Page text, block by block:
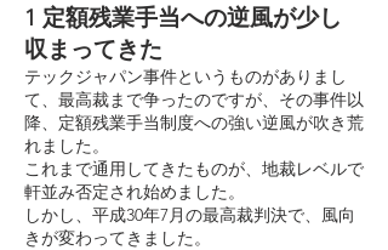
1 定額残業手当への逆風が少し
収まってきた
テックジャパン事件というものがありまし
て、最高裁まで争ったのですが、その事件以
降、定額残業手当制度への強い逆風が吹き荒
れました。
これまで通用してきたものが、地裁レベルで
軒並み否定され始めました。
しかし、平成30年7月の最高裁判決で、風向
きが変わってきました。